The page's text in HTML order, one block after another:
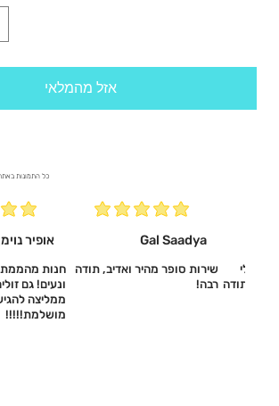
אזל מהמלאי
כל התמונות
אופיר
חנות מהממת
ונעים! גם
ממליצה
מושלמת!!!!!‎
Gal Saadya
שירות סופר מהיר ואדיב, תודה
רבה!
לי
תודה